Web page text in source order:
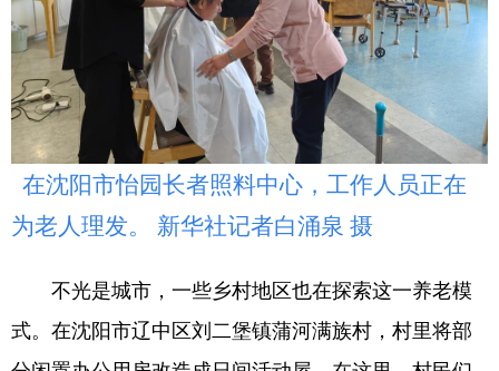
在沈阳市怡园长者照料中心，工作人员正在
为老人理发。 新华社记者白涌泉 摄
不光是城市，一些乡村地区也在探索这一养老模
式。在沈阳市辽中区刘二堡镇蒲河满族村，村里将部